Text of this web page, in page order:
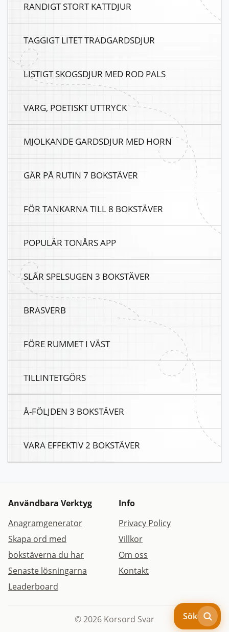
RANDIGT STORT KATTDJUR
TAGGIGT LITET TRADGARDSDJUR
LISTIGT SKOGSDJUR MED ROD PALS
VARG, POETISKT UTTRYCK
MJOLKANDE GARDSDJUR MED HORN
GÅR PÅ RUTIN 7 BOKSTÄVER
FÖR TANKARNA TILL 8 BOKSTÄVER
POPULÄR TONÅRS APP
SLÅR SPELSUGEN 3 BOKSTÄVER
BRASVERB
FÖRE RUMMET I VÄST
TILLINTETGÖRS
Å-FÖLJDEN 3 BOKSTÄVER
VARA EFFEKTIV 2 BOKSTÄVER
Användbara Verktyg
Anagramgenerator
Skapa ord med
bokstäverna du har
Senaste lösningarna
Leaderboard
Info
Privacy Policy
Villkor
Om oss
Kontakt
© 2026 Korsord Svar Sök